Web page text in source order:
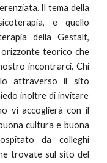
Il tema della
e quello
della Gestalt,
orizzonte teorico che
incontrarci. Chi
attraverso il sito
inoltre di invitare
vi accoglierà con il
cultura e buona
da colleghi
trovate sul sito del